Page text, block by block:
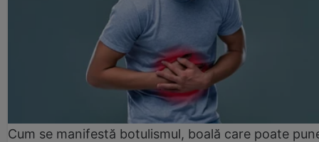
Cum se manifestă botulismul, boală care poate